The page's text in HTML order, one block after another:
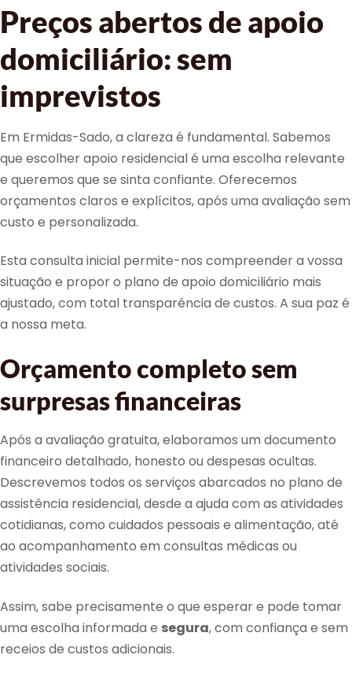
Preços abertos de apoio
domiciliário: sem
imprevistos
Em Ermidas-Sado, a clareza é fundamental. Sabemos
que escolher apoio residencial é uma escolha relevante
e queremos que se sinta confiante. Oferecemos
orçamentos claros e explícitos, após uma avaliação sem
custo e personalizada.
Esta consulta inicial permite-nos compreender a vossa
situação e propor o plano de apoio domiciliário mais
ajustado, com total transparência de custos. A sua paz é
a nossa meta.
Orçamento completo sem
surpresas financeiras
Após a avaliação gratuita, elaboramos um documento
financeiro detalhado, honesto ou despesas ocultas.
Descrevemos todos os serviços abarcados no plano de
assistência residencial, desde a ajuda com as atividades
cotidianas, como cuidados pessoais e alimentação, até
ao acompanhamento em consultas médicas ou
atividades sociais.
Assim, sabe precisamente o que esperar e pode tomar
uma escolha informada e segura, com confiança e sem
receios de custos adicionais.